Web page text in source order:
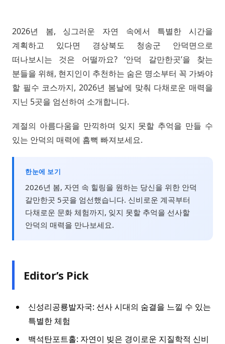
2026년 봄, 싱그러운 자연 속에서 특별한 시간을
계획하고 있다면 경상북도 청송군 안덕면으로
떠나보시는 것은 어떨까요? ‘안덕 갈만한곳’을 찾는
분들을 위해, 현지인이 추천하는 숨은 명소부터 꼭 가봐야
할 필수 코스까지, 2026년 봄날에 맞춰 다채로운 매력을
지닌 5곳을 엄선하여 소개합니다.
계절의 아름다움을 만끽하며 잊지 못할 추억을 만들 수
있는 안덕의 매력에 흠뻑 빠져보세요.
한눈에 보기
2026년 봄, 자연 속 힐링을 원하는 당신을 위한 안덕
갈만한곳 5곳을 엄선했습니다. 신비로운 계곡부터
다채로운 문화 체험까지, 잊지 못할 추억을 선사할
안덕의 매력을 만나보세요.
Editor’s Pick
신성리공룡발자국: 선사 시대의 숨결을 느낄 수 있는
특별한 체험
백석탄포트홀: 자연이 빚은 경이로운 지질학적 신비